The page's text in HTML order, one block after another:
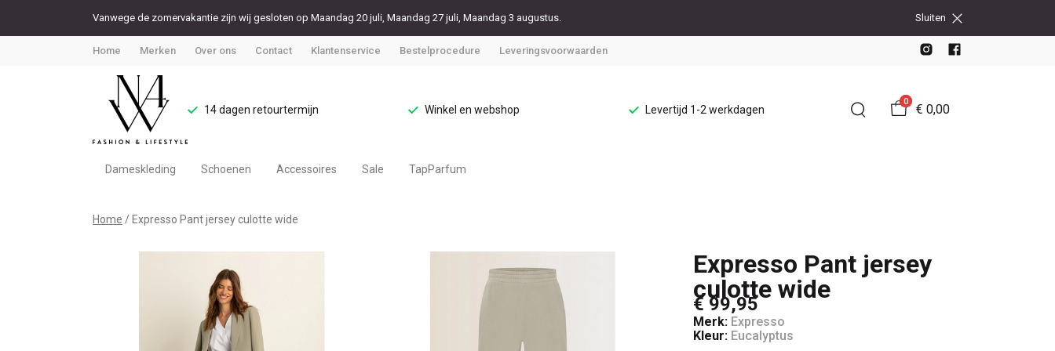
Vanwege de zomervakantie zijn wij gesloten op Maandag 20 juli, Maandag 27 juli, Maandag 3 augustus. Sluiten
Home Merken Over ons Contact Klantenservice Bestelprocedure Leveringsvoorwaarden
14 dagen retourtermijn Winkel en webshop Levertijd 1-2 werkdagen
0
€ 0,00
Dameskleding Schoenen Accessoires Sale TapParfum
Expresso
Home Expresso Pant jersey culotte wide
Expresso Pant jersey
culotte wide
€ 99,95
Merk: Expresso
Kleur: Eucalyptus